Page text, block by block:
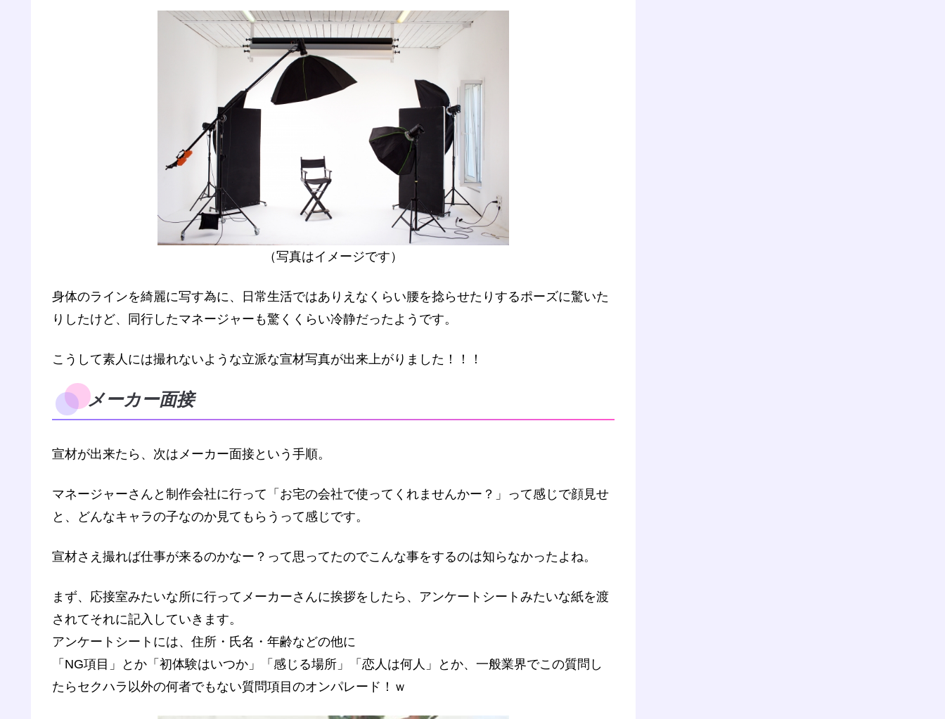
（写真はイメージです）
身体のラインを綺麗に写す為に、日常生活ではありえなくらい腰を捻らせたりするポーズに驚いた
りしたけど、同行したマネージャーも驚くくらい冷静だったようです。
こうして素人には撮れないような立派な宣材写真が出来上がりました！！！
メーカー面接
宣材が出来たら、次はメーカー面接という手順。
マネージャーさんと制作会社に行って「お宅の会社で使ってくれませんかー？」って感じで顔見せ
と、どんなキャラの子なのか見てもらうって感じです。
宣材さえ撮れば仕事が来るのかなー？って思ってたのでこんな事をするのは知らなかったよね。
まず、応接室みたいな所に行ってメーカーさんに挨拶をしたら、アンケートシートみたいな紙を渡
されてそれに記入していきます。
アンケートシートには、住所・氏名・年齢などの他に
「NG項目」とか「初体験はいつか」「感じる場所」「恋人は何人」とか、一般業界でこの質問し
たらセクハラ以外の何者でもない質問項目のオンパレード！ｗ